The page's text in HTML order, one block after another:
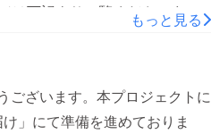
は下記よりご覧くださいま
ostrichpillow_bedpillow/先着順
ェックしていただけますと幸
もっと見る
ございます。本プロジェクトに
」にて準備を進めておりま